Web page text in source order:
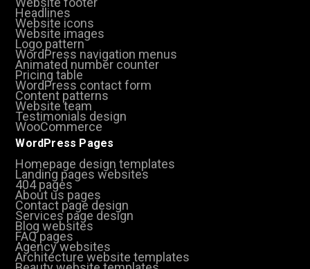
Headlines
Website icons
Website images
Logo pattern
WordPress navigation menus
Animated number counter
Pricing table
WordPress contact form
Content patterns
Website team
Testimonials design
WooCommerce
WordPress Pages
Homepage design templates
Landing pages websites
404 pages
About us pages
Contact page design
Services page design
Blog websites
FAQ pages
Agency websites
Architecture website templates